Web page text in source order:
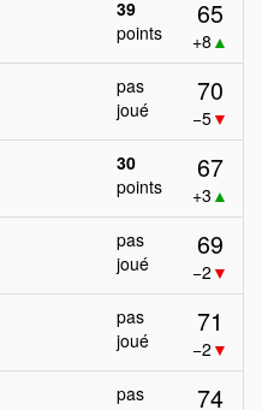
39
points
65
+8 ▲
pas
joué
70
−5▼
30
points
67
+3 ▲
pas
joué
69
−2 ▼
pas
joué
71
−2 ▼
pas
74